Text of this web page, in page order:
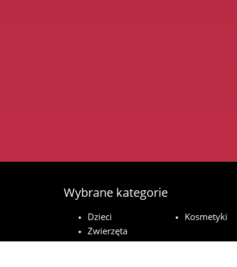
Wybrane kategorie
Dzieci
Kosmetyki
Zwierzęta
domowe